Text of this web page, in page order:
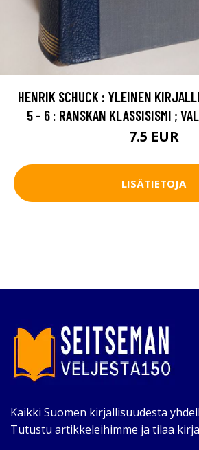
HENRIK SCHUCK : YLEINEN
5 - 6 : RANSKAN KLASSISISMI ;
7.5 EUR
LISÄTIETOJA
Kaikki Suomen kirjallisuudesta
Tutustu artikkeleihimme ja tilaa